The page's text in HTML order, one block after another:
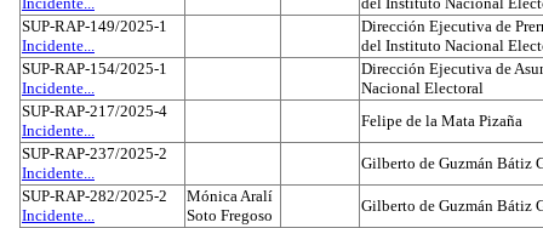
SUP-RAP-149/2025-1
Incidente...
Dirección Ejecutiva de
del Instituto Nacional
SUP-RAP-154/2025-1
Incidente...
Dirección Ejecutiva de
Nacional Electoral
SUP-RAP-217/2025-4
Incidente...
Felipe de la Mata Pizaña
SUP-RAP-237/2025-2
Incidente...
Gilberto de Guzmán Bátiz
SUP-RAP-282/2025-2
Incidente...
Mónica Aralí
Soto Fregoso
Gilberto de Guzmán Bátiz